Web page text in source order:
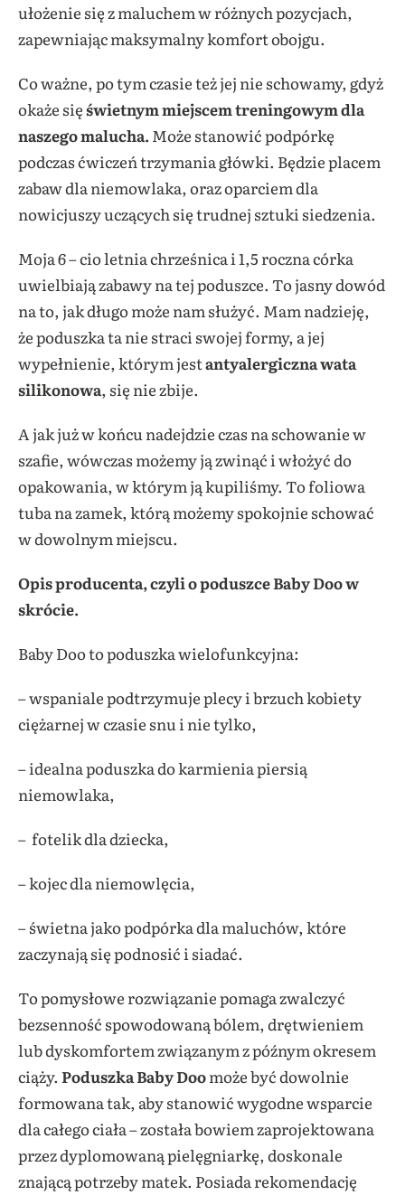
ułożenie się z maluchem w różnych pozycjach,
zapewniając maksymalny komfort obojgu.
Co ważne, po tym czasie też jej nie schowamy, gdyż
okaże sięświetnym miejscem treningowym dla
naszego malucha. Może stanowić podpórkę
podczas ćwiczeń trzymania główki. Będzie placem
zabaw dla niemowlaka, oraz oparciem dla
nowicjuszy uczących się trudnej sztuki siedzenia.
Moja 6 – cio letnia chrześnica i 1,5 roczna córka
uwielbiają zabawy na tej poduszce. To jasny dowód
na to, jak długo może nam służyć. Mam nadzieję,
że poduszka ta nie straci swojej formy, a jej
wypełnienie, którym jestantyalergiczna wata
silikonowa, się nie zbije.
A jak już w końcu nadejdzie czas na schowanie w
szafie, wówczas możemy ją zwinąć i włożyć do
opakowania, w którym ją kupiliśmy. To foliowa
tuba na zamek, którą możemy spokojnie schować
w dowolnym miejscu.
Opis producenta, czyli o poduszce Baby Doo w
skrócie.
Baby Doo to poduszka wielofunkcyjna:
– wspaniale podtrzymuje plecy i brzuch kobiety
ciężarnej w czasie snu i nie tylko,
– idealna poduszka do karmienia piersią
niemowlaka,
– fotelik dla dziecka,
– kojec dla niemowlęcia,
– świetna jako podpórka dla maluchów, które
zaczynają się podnosić i siadać.
To pomysłowe rozwiązanie pomaga zwalczyć
bezsenność spowodowaną bólem, drętwieniem
lub dyskomfortem związanym z późnym okresem
ciąży. Poduszka Baby Doomoże być dowolnie
formowana tak, aby stanowić wygodne wsparcie
dla całego ciała – została bowiem zaprojektowana
przez dyplomowaną pielęgniarkę, doskonale
znającą potrzeby matek. Posiada rekomendację